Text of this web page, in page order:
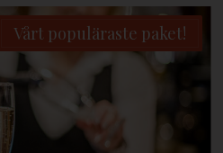
Vårt populäraste paket!